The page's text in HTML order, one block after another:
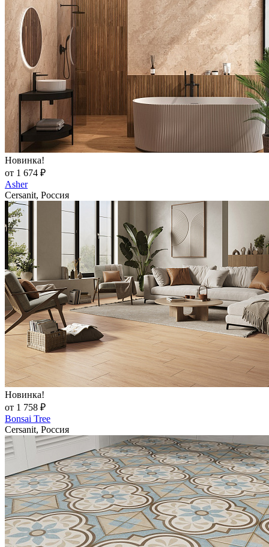
Новинка!
от 1 674 ₽
Asher
Cersanit, Россия
Новинка!
от 1 758 ₽
Bonsai Tree
Cersanit, Россия